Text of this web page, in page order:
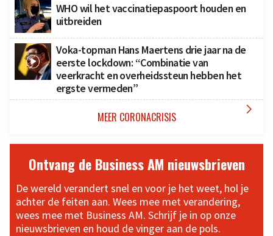
WHO wil het vaccinatiepaspoort houden en
uitbreiden
Voka-topman Hans Maertens drie jaar na de
eerste lockdown: “Combinatie van
veerkracht en overheidssteun hebben het
ergste vermeden”
MEER CORONACRISIS 
Ontvang de Business AM nieuwsbrieven
De wereld verandert snel en voor je het weet, hol je
achter de feiten aan. Wees mee met verandering,
wees mee met Business AM. Schrijf je in op onze
nieuwsbrieven en houd de vinger aan de pols.